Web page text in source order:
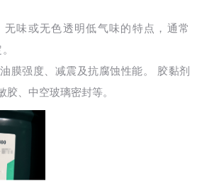
味或无色透明低气味的特点，通常
膜强度、减震及抗腐蚀性能‌。 胶黏剂
胶、中空玻璃密封等‌。